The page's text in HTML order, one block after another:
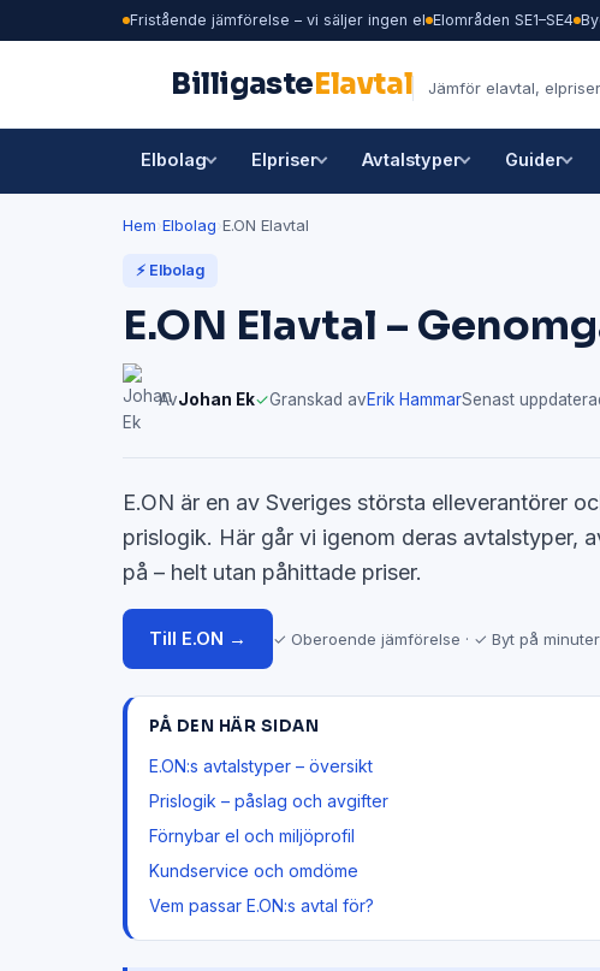
Fristående jämförelse – vi säljer ingen el Elområden SE1–SE4
BilligasteElavtal Jämför elavtal,
Elbolag Elpriser Avtalstyper Guider
Hem Elbolag E.ON Elavtal
⚡ Elbolag
E.ON Elavtal –
AvJohan Ek✓Granskad avErik HammarSenast
E.ON är en av Sveriges största elleverantörer
prislogik. Här går vi igenom deras avtalstyper,
på – helt utan påhittade priser.
Till E.ON → ✓ Oberoende jämförelse · ✓ Byt på minuter
PÅ DEN HÄR SIDAN
E.ON:s avtalstyper – översikt
Prislogik – påslag och avgifter
Förnybar el och miljöprofil
Kundservice och omdöme
Vem passar E.ON:s avtal för?